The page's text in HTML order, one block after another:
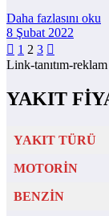
Daha fazlasını oku
8 Şubat 2022
Yazı
sayfalaması
1 2 3
Link-tanıtım-
YAKIT
YAKIT TÜRÜ
MOTORİN
BENZİN